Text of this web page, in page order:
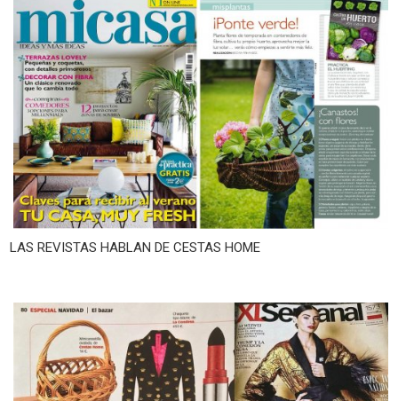
LAS REVISTAS HABLAN DE CESTAS HOME